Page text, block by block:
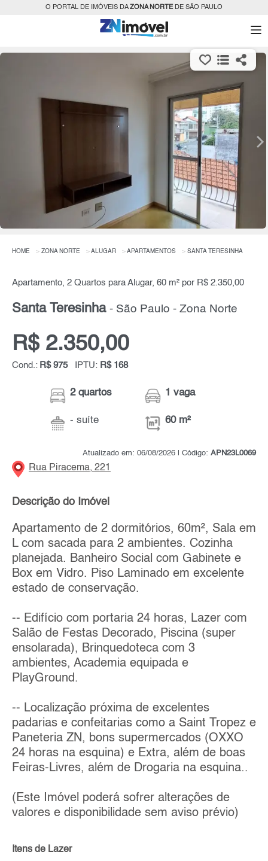
O PORTAL DE IMÓVEIS DAZONA NORTEDE SÃO PAULO
HOME ZONA NORTE ALUGAR APARTAMENTOS SANTA TERESINHA
Apartamento, 2 Quartos para Alugar, 60 m² por R$ 2.350,00
Santa Teresinha - São Paulo - Zona Norte
R$ 2.350,00
Cond.: R$ 975 IPTU: R$ 168
2 quartos
- suíte
1 vaga
60 m²
Atualizado em: 06/08/2026 | Código: APN23L0069
Rua Piracema, 221
Descrição do Imóvel
Apartamento de 2 dormitórios, 60m², Sala em
L com sacada para 2 ambientes. Cozinha
planejada. Banheiro Social com Gabinete e
Box em Vidro. Piso Laminado em excelente
estado de conservação.
-- Edifício com portaria 24 horas, Lazer com
Salão de Festas Decorado, Piscina (super
ensolarada), Brinquedoteca com 3
ambientes, Academia equipada e
PlayGround.
-- Localização próxima de excelentes
padarias e confeitarias como a Saint Tropez e
Paneteria ZN, bons supermercados (OXXO
24 horas na esquina) e Extra, além de boas
Feiras-Livres, além de Drogaria na esquina..
(Este Imóvel poderá sofrer alterações de
valores e disponibilidade sem aviso prévio)
Itens de Lazer